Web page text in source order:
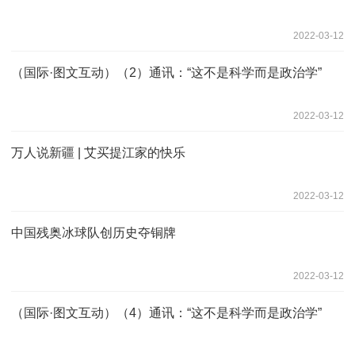
2022-03-12
（国际·图文互动）（2）通讯：“这不是科学而是政治学”
2022-03-12
万人说新疆 | 艾买提江家的快乐
2022-03-12
中国残奥冰球队创历史夺铜牌
2022-03-12
（国际·图文互动）（4）通讯：“这不是科学而是政治学”